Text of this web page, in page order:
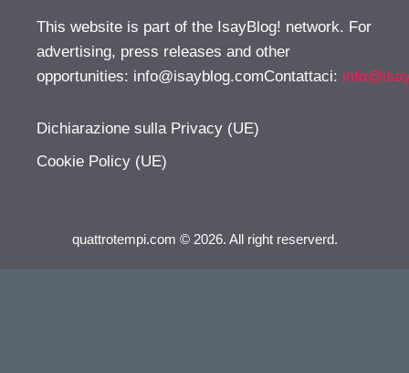
This website is part of the IsayBlog! network. For
advertising, press releases and other
opportunities: info@isayblog.comContattaci:
Dichiarazione sulla Privacy (UE)
Cookie Policy (UE)
quattrotempi.com © 2026. All right reserverd.